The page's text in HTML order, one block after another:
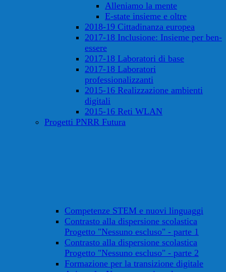
Alleniamo la mente
E-state insieme e oltre
2018-19 Cittadinanza europea
2017-18 Inclusione: Insieme per ben-
essere
2017-18 Laboratori di base
2017-18 Laboratori
professionalizzanti
2015-16 Realizzazione ambienti
digitali
2015-16 Reti WLAN
Progetti PNRR Futura
Competenze STEM e nuovi linguaggi
Contrasto alla dispersione scolastica
Progetto "Nessuno escluso" - parte 1
Contrasto alla dispersione scolastica
Progetto "Nessuno escluso" - parte 2
Formazione per la transizione digitale